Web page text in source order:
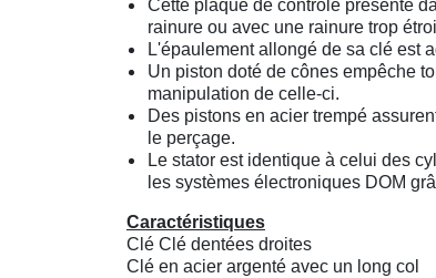
Cette plaque de contrôle présente
rainure ou avec une rainure trop
L'épaulement allongé de sa clé est
Un piston doté de cônes empêche
manipulation de celle-ci.
Des pistons en acier trempé
le perçage.
Le stator est identique à celui des
les systèmes électroniques DOM
Caractéristiques
Clé Clé dentées droites
Clé en acier argenté avec un long col